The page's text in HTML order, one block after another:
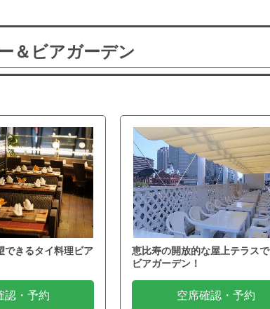
＆ビアガーデン
できるタイ料理ビア
認・予約
恵比寿の開放的な屋上テラス
ビアガーデン！
空席確認・予約